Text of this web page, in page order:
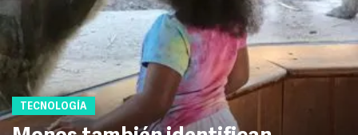
TECNOLOGÍA